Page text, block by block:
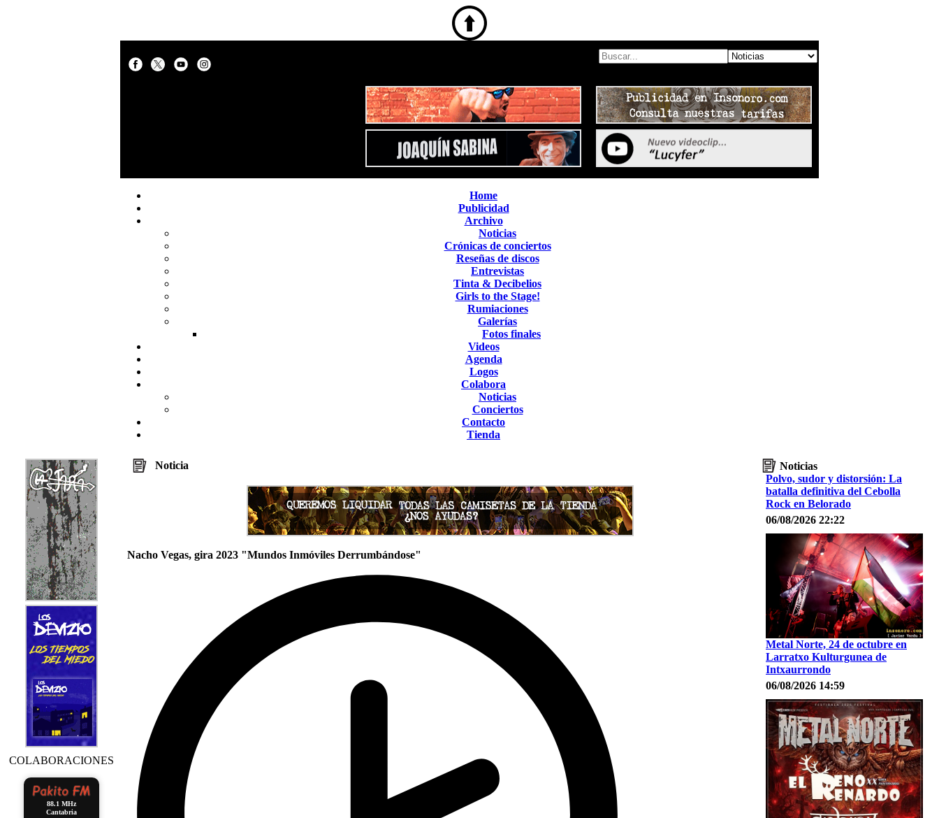
Home
Publicidad
Archivo
Noticias
Crónicas de conciertos
Reseñas de discos
Entrevistas
Tinta & Decibelios
Girls to the Stage!
Rumiaciones
Galerías
Fotos finales
Videos
Agenda
Logos
Colabora
Noticias
Conciertos
Contacto
Tienda
COLABORACIONES
88.1 MHz
Cantabria
Noticia
Nacho Vegas, gira 2023 "Mundos Inmóviles Derrumbándose"
Noticias
Polvo, sudor y distorsión: La
batalla definitiva del Cebolla
Rock en Belorado
06/08/2026 22:22
Metal Norte, 24 de octubre en
Larratxo Kulturgunea de
Intxaurrondo
06/08/2026 14:59